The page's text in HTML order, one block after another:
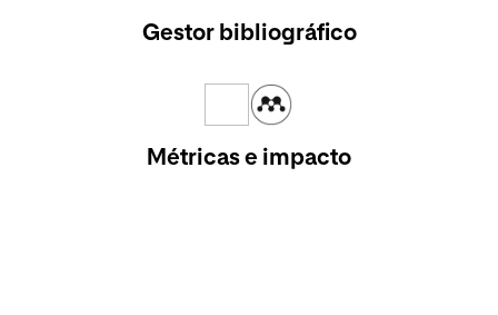
Gestor bibliográfico
Métricas e impacto